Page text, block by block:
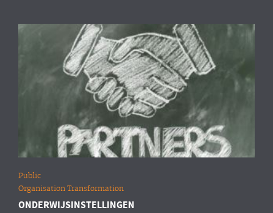
Public
Organisation Transformation
ONDERWIJSINSTELLINGEN